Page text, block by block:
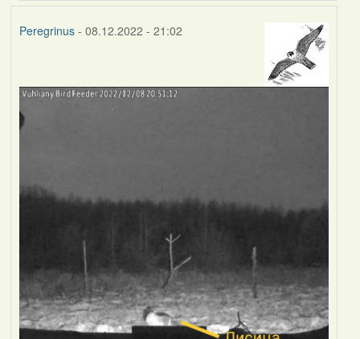
Peregrinus- 08.12.2022 - 21:02